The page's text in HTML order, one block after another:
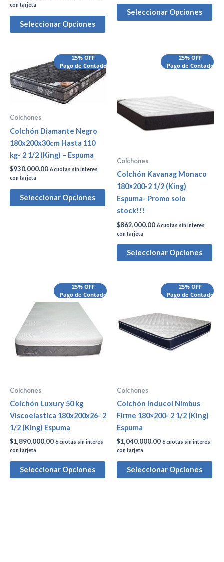
con tarjeta
Seleccionar Opciones
Seleccionar Opciones
25% OFF
Pago de Contado
Colchones
Colchón Diamante Negro
180x200x30cm Hasta 110
kg- 2 1/2 (King) – Espuma
$930,000.00 6 cuotas sin interes
con tarjeta
Seleccionar Opciones
25% OFF
Pago de Contado
Colchones
Colchón Kavanag Monaco
180×200-2 1/2 (King)
Espuma- Promo solo
stock!!!
$862,000.00 6 cuotas sin interes
con tarjeta
Seleccionar Opciones
25% OFF
Pago de Contado
Colchones
Colchón Luxury 50 kg
Viscoelastica 180x200x26- 2
1/2 (King) Espuma
$1,890,000.00 6 cuotas sin interes
con tarjeta
Seleccionar Opciones
25% OFF
Pago de Contado
Colchones
Colchón Inducol Nimbus
Firme 180×200- 2 1/2 (King)
Espuma
$1,040,000.00 6 cuotas sin interes
con tarjeta
Seleccionar Opciones